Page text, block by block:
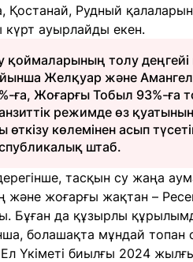
Қостанай, Рудный
күрт ауырлайды екен.
қоймаларының толу
Желқуар және
ға, Жоғарғы Тобыл 93%-ға
режимде өз
өткізу көлемінен асып
штаб.
тасқын су жаңа
және жоғарғы жақтан –
Бұған да құзырлы
болашақта мұндай топан
Үкіметі биылғы 2024